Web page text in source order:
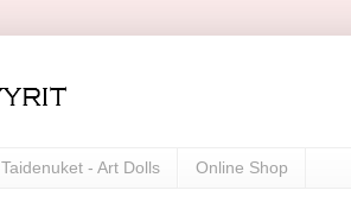
Taidenuket - Art Dolls Online Shop